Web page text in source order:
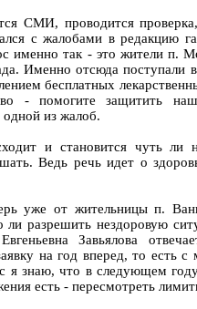
СМИ, проводится проверка,
с жалобами в редакцию
именно так - это жители п.
Именно отсюда поступали
бесплатных
- помогите защитить
одной из жалоб.
и становится чуть ли
Ведь речь идет о
уже от жительницы п.
разрешить нездоровую
Завьялова
на год вперед, то есть с
я знаю, что в следующем
есть - пересмотреть